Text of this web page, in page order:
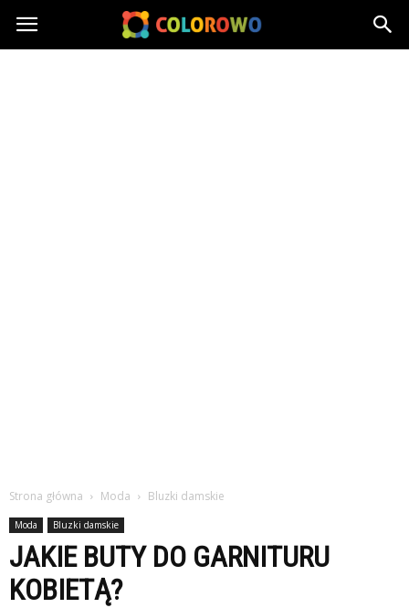
Colorowo.pl
Strona główna Moda Bluzki damskie
Moda Bluzki damskie
JAKIE BUTY DO GARNITURU
KOBIETĄ?